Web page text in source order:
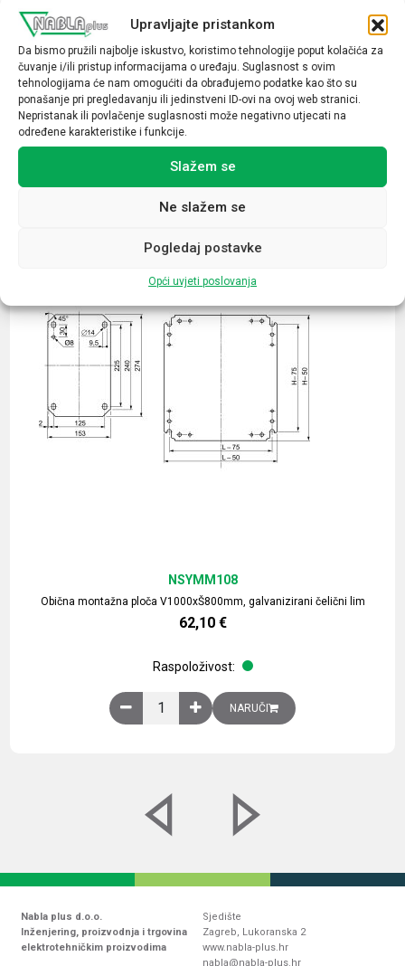
Upravljajte pristankom
Da bismo pružili najbolje iskustvo, koristimo tehnologije poput kolačića za
čuvanje i/ili pristup informacijama o uređaju. Suglasnost s ovim
tehnologijama će nam omogućiti da obrađujemo podatke kao što su
ponašanje pri pregledavanju ili jedinstveni ID-ovi na ovoj web stranici.
Nepristanak ili povlačenje suglasnosti može negativno utjecati na
određene karakteristike i funkcije.
Slažem se
Ne slažem se
Pogledaj postavke
Opći uvjeti poslovanja
Tipkalo
obična
Povezani proizvodi
Obična montažna ploča V1000xŠ800mm, galvanizirani čelični lim
NSYMM108
62,10 €
Raspoloživost:
Obična montažna ploča V1000xŠ800mm,
NARUČI
Nabla plus d.o.o.
Inženjering, proizvodnja i trgovina
elektrotehničkim proizvodima
Sjedište
Zagreb, Lukoranska 2
www.nabla-plus.hr
nabla@nabla-plus.hr